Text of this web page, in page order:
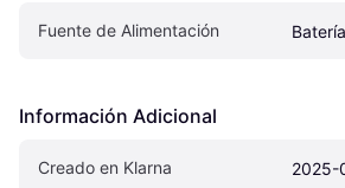
Fuente de Alimentación Batería
Información Adicional
Creado en Klarna 2025-